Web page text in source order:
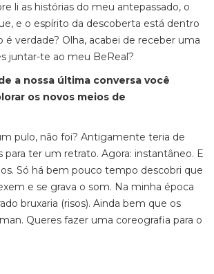
li as histórias do meu antepassado, o
e o espírito da descoberta está dentro
é verdade? Olha, acabei de receber uma
juntar-te ao meu BeReal?
a nossa última conversa você
os novos meios de
pulo, não foi? Antigamente teria de
para ter um retrato. Agora: instantâneo. E
Só há bem pouco tempo descobri que
e se grava o som. Na minha época
bruxaria (risos). Ainda bem que os
man. Queres fazer uma coreografia para o